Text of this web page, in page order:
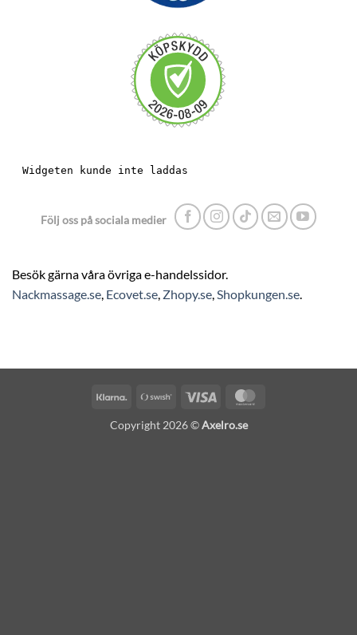
Följ oss på sociala medier
Besök gärna våra övriga e-handelssidor.
Nackmassage.se Ecovet.se Zhopy.se Shopkungen.se
Klarna
Swish
Visa
Copyright 2026 ©Axelro.se